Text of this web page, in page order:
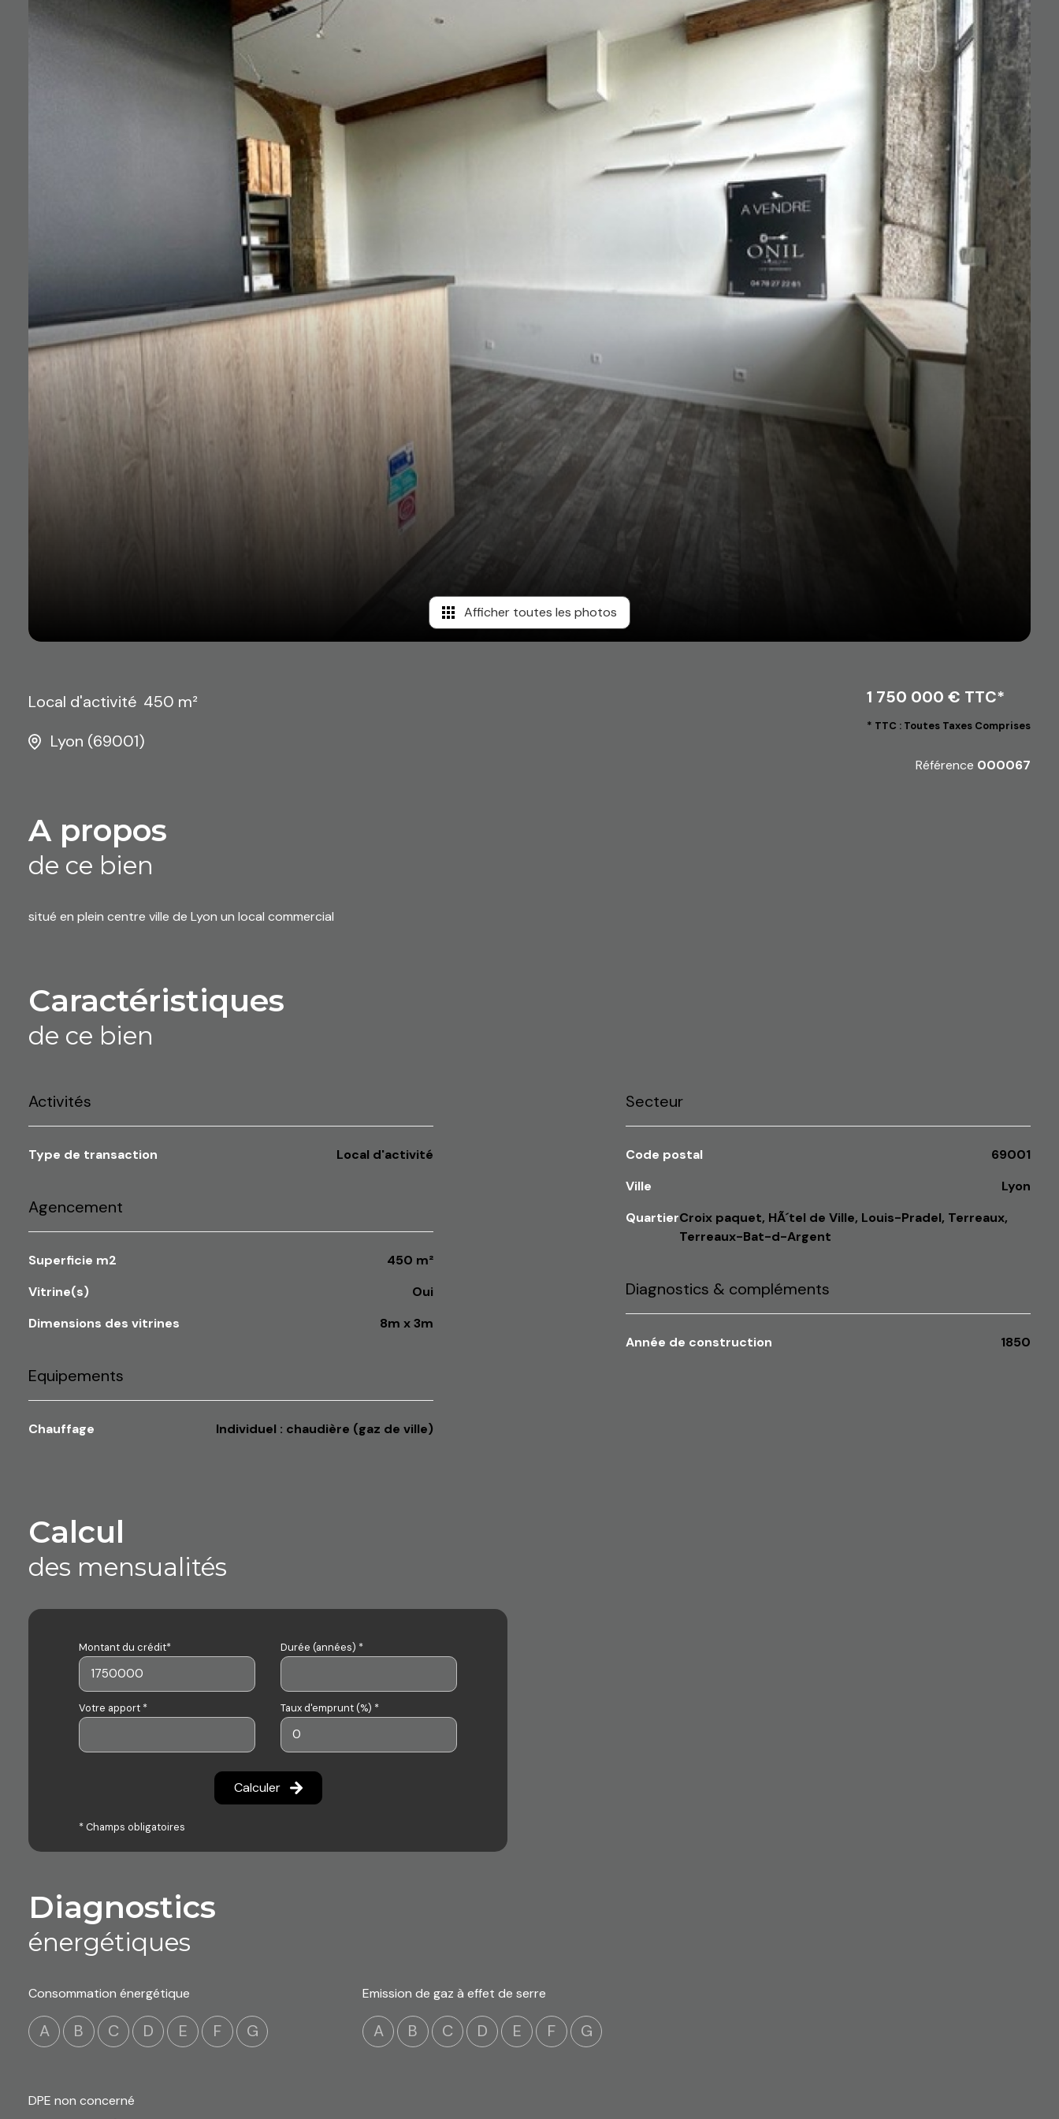
Afficher toutes les photos
Local d'activité 450 m²
Lyon (69001)
1 750 000 € TTC*
* TTC : Toutes Taxes Comprises
Référence 000067
a propos
de ce bien
situé en plein centre ville de Lyon un local commercial
caractéristiques
de ce bien
Activités
Type de transaction Local d'activité
Agencement
Superficie m2
450 m²
Vitrine(s)
oui
Dimensions des vitrines
8m x 3m
Equipements
Chauffage individuel : chaudière (gaz de ville)
Secteur
Code postal
69001
Ville
Lyon
Quartiercroix paquet, HÃ´tel de Ville, Louis-Pradel, Terreaux,
Terreaux-Bat-d-Argent
Diagnostics & compléments
Année de construction 1850
calcul
des mensualités
Montant du crédit* Durée (années) *
Votre apport * Taux d'emprunt (%) *
Calculer
* Champs obligatoires
diagnostics
énergétiques
Consommation énergétique
A B C D E F G
Emission de gaz à effet de serre
A B C D E F G
DPE non concerné